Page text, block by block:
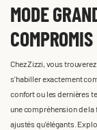
MODE
COMPROMIS
Chez Zizzi, vous
s'habiller exactement
confort ou les dernières
une compréhension de
ajustés qu'élégants.